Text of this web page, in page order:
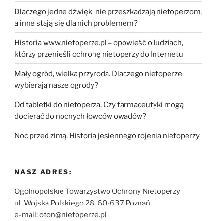
Dlaczego jedne dźwięki nie przeszkadzają nietoperzom,
a inne stają się dla nich problemem?
Historia www.nietoperze.pl – opowieść o ludziach,
którzy przenieśli ochronę nietoperzy do Internetu
Mały ogród, wielka przyroda. Dlaczego nietoperze
wybierają nasze ogrody?
Od tabletki do nietoperza. Czy farmaceutyki mogą
docierać do nocnych łowców owadów?
Noc przed zimą. Historia jesiennego rojenia nietoperzy
NASZ ADRES:
Ogólnopolskie Towarzystwo Ochrony Nietoperzy
ul. Wojska Polskiego 28, 60-637 Poznań
e-mail: oton@nietoperze.pl